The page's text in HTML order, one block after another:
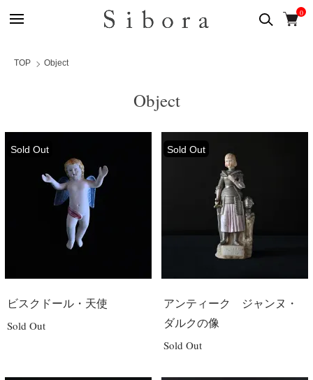
0
TOP Object
Object
Sold Out
ビスクドール・天使
Sold Out
Sold Out
アンティーク ジャンヌ・
ダルクの像
Sold Out